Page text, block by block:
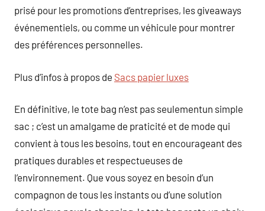
prisé pour les promotions d’entreprises, les giveaways
événementiels, ou comme un véhicule pour montrer
des préférences personnelles.
Plus d’infos à propos de Sacs papier luxes
En définitive, le tote bag n’est pas seulementun simple
sac ; c’est un amalgame de praticité et de mode qui
convient à tous les besoins, tout en encourageant des
pratiques durables et respectueuses de
l’environnement. Que vous soyez en besoin d’un
compagnon de tous les instants ou d’une solution